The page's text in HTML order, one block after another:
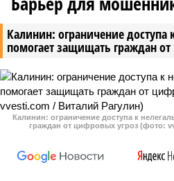
Калинин: ограничение доступа
помогает защищать граждан
Калинин: ограничение доступа к
граждан от цифровых угроз (фото: